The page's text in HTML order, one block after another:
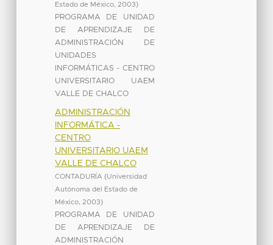
Estado de México, 2003)
PROGRAMA DE UNIDAD
DE APRENDIZAJE DE
ADMINISTRACIÓN DE
UNIDADES
INFORMÁTICAS - CENTRO
UNIVERSITARIO UAEM
VALLE DE CHALCO
ADMINISTRACIÓN
INFORMÁTICA -
CENTRO
UNIVERSITARIO UAEM
VALLE DE CHALCO
CONTADURÍA (Universidad
Autónoma del Estado de
México, 2003)
PROGRAMA DE UNIDAD
DE APRENDIZAJE DE
ADMINISTRACIÓN